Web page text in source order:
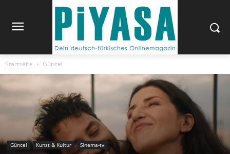
Startseite Güncel
Güncel Kunst & Kultur Sinema-tv